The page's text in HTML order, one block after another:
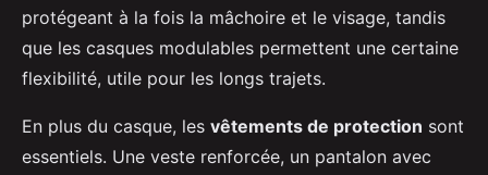
protégeant à la fois la mâchoire et le visage, tandis
que les casques modulables permettent une certaine
flexibilité, utile pour les longs trajets.
En plus du casque, les vêtements de protection sont
essentiels. Une veste renforcée, un pantalon avec